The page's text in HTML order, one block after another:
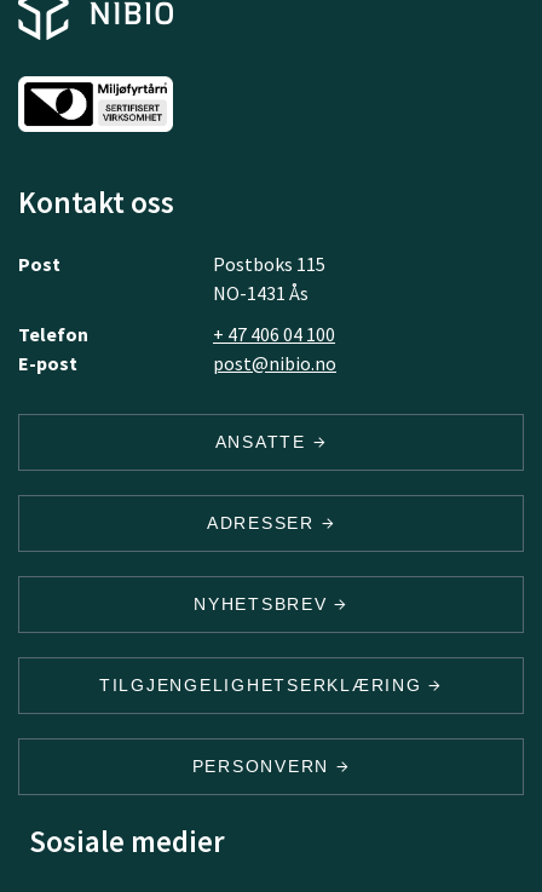
Kontakt oss
Post
Postboks 115
NO-1431 Ås
Telefon
+ 47 406 04 100
E-post
post@nibio.no
ANSATTE
ADRESSER
NYHETSBREV
TILGJENGELIGHETSERKLÆRING
PERSONVERN
Sosiale medier